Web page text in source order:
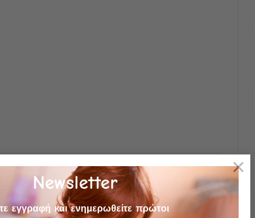
Newsletter
εγγραφή και ενημερωθείτε πρώτοι
×